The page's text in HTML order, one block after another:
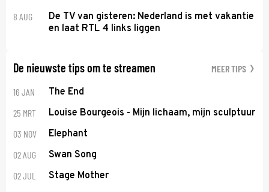
8 AUG
De TV van gisteren: Nederland is met vakantie
en laat RTL 4 links liggen
De nieuwste tips om te streamen MEER TIPS
16 JAN The End
25 MRT Louise Bourgeois - Mijn lichaam, mijn sculptuur
03 NOV Elephant
02 AUG Swan Song
02 JUL Stage Mother